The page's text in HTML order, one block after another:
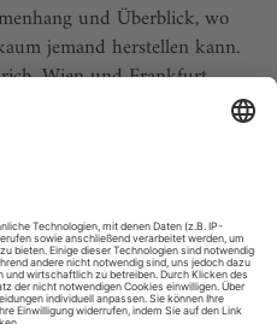
und Überblick, wo
jemand herstellen kann.
Wien und Frankfurt,
auf der Welt eine
Theaterszene. Mit
über die wichtigsten
erscheint 12-mal im
Juli und dem Jahrbuch im
Archiv von Theater
aktuelle ePaper als auch